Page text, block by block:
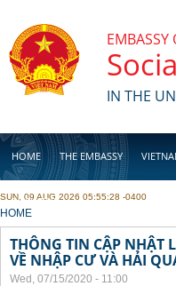
EMBASSY
IN THE
HOME THE EMBASSY
BUSINESS
SUN, 09 AUG 2026 05:55:28 -0400
YOU ARE HERE
HOME
THÔNG TIN CẬP NHẬT
VỀ NHẬP CƯ VÀ HẢI
Wed, 07/15/2020 - 11:00